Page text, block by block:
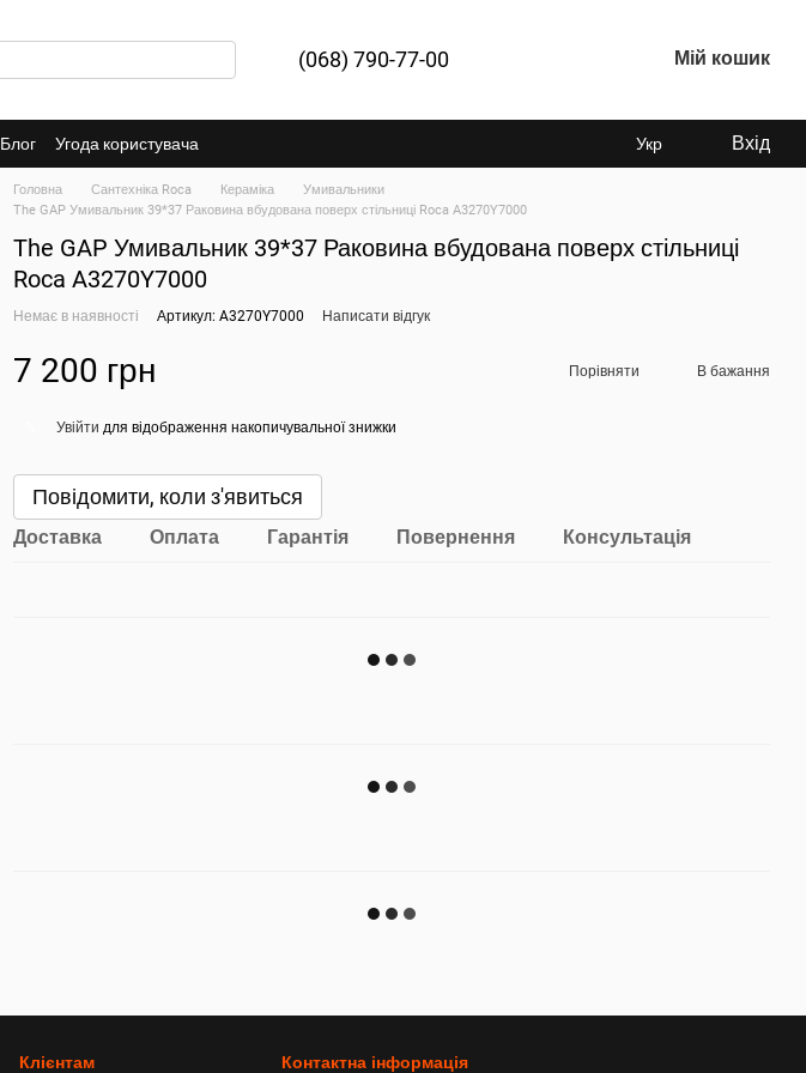
(068) 790-77-00 Мій кошик
Блог Угода користувача Укр Вхід
Головна Сантехніка Roca Кераміка
Умивальники
The GAP Умивальник 39*37 Раковина вбудована поверх стільниці Roca A3270Y7000
The GAP Умивальник 39*37 Раковина вбудована поверх стільниці
Roca A3270Y7000
Немає в наявності Артикул: A3270Y7000 Написати відгук
7 200 грн Порівняти В бажання
Увійти для відображення накопичувальної знижки
Повідомити, коли з'явиться
Доставка Оплата Гарантія Повернення Консультація
Клієнтам Контактна інформація